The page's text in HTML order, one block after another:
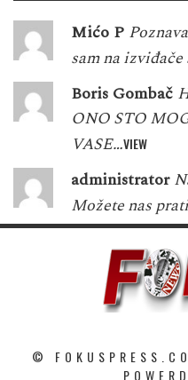
Mićo P
sam na
Boris Gombač
ONO STO
VASE…VIEW
administrator
Možete nas
©